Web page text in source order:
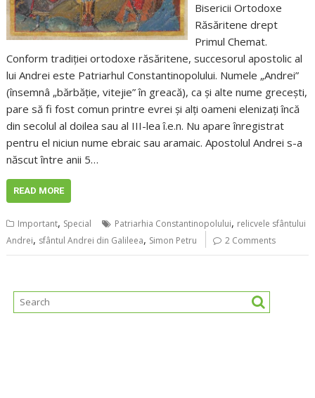
Bisericii Ortodoxe
Răsăritene drept
Primul Chemat.
Conform tradiției ortodoxe răsăritene, succesorul apostolic al
lui Andrei este Patriarhul Constantinopolului. Numele „Andrei”
(însemnâ „bărbăție, vitejie” în greacă), ca și alte nume grecești,
pare să fi fost comun printre evrei și alți oameni elenizați încă
din secolul al doilea sau al III-lea î.e.n. Nu apare înregistrat
pentru el niciun nume ebraic sau aramaic. Apostolul Andrei s-a
născut între anii 5…
READ MORE
Important, Special Patriarhia Constantinopolului, relicvele sfântului
Andrei, sfântul Andrei din Galileea, Simon Petru 2 Comments